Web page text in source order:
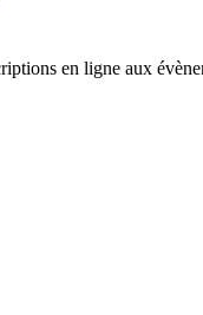
en ligne aux